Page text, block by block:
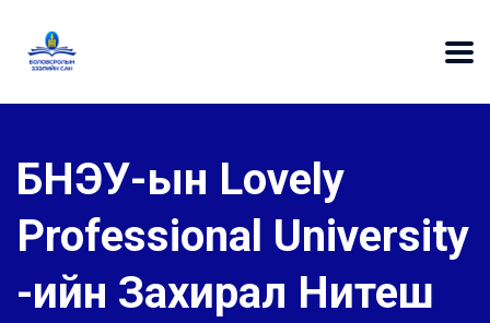
БНЭУ-ын Lovely
Professional University
-ийн Захирал Нитеш